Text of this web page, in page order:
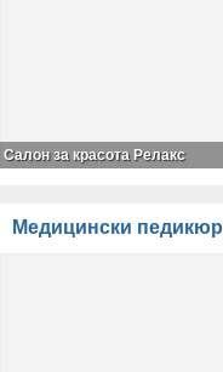
Салон за красота Релакс
Медицински педикюр